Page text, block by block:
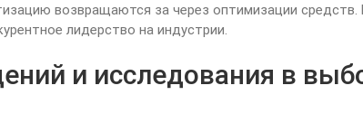
возвращаются за через оптимизации
лидерство на индустрии.
и исследования в